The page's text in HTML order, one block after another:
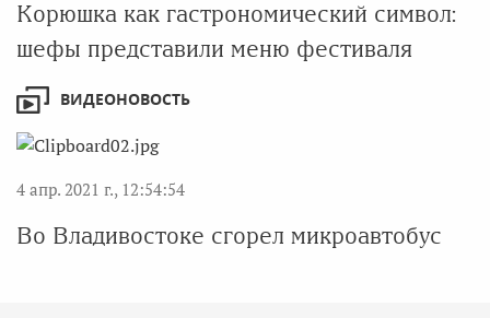
Корюшка как гастрономический символ:
шефы представили меню фестиваля
ВИДЕОНОВОСТЬ
4 апр. 2021 г., 12:54:54
Во Владивостоке сгорел микроавтобус